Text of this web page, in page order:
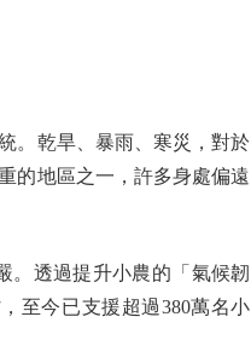
乾旱、暴雨、寒災，對於
的地區之一，許多身處偏遠
透過提升小農的「氣候韌
至今已支援超過380萬名小